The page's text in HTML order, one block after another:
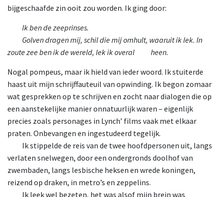
bijgeschaafde zin ooit zou worden. Ik ging door:
Ikben de zeeprinses.
Golvendragen mij, schil die mij omhult, waaruit ik lek. In
zoute zee ben ik de wereld, lek ik overal
heen.
Nogal pompeus, maar ik hield van ieder woord. Ik stuiterde
haast uit mijn schrijffauteuil van opwinding. Ik begon zomaar
wat gesprekken op te schrijven en zocht naar dialogen die op
een aanstekelijke manier onnatuurlijk waren – eigenlijk
precies zoals personages in Lynch’ films vaak met elkaar
praten. Onbevangen en ingestudeerd tegelijk.
Ikstippelde de reis van de twee hoofdpersonen uit, langs
verlaten snelwegen, door een ondergronds doolhof van
zwembaden, langs lesbische heksen en wrede koningen,
reizend op draken, in metro’s en zeppelins.
Ik leek wel bezeten, het was alsof mijn brein was